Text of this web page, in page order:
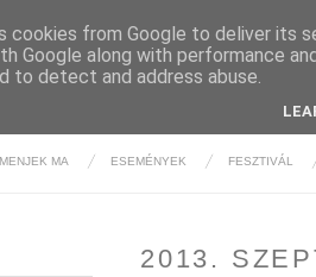
MA ESEMÉNYEK FESZTIVÁL
2013.
cookies from Google to deliver its
Google along with performance
to detect and address abuse.